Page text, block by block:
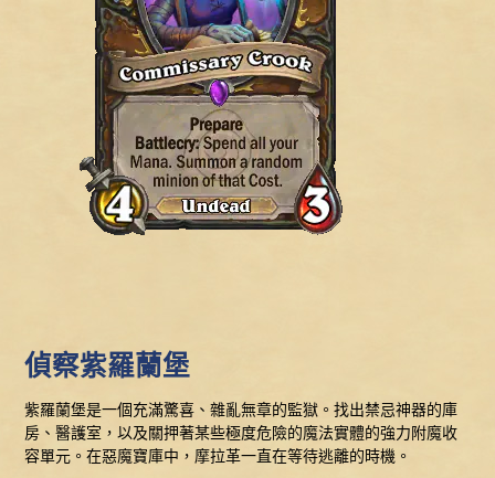
偵察紫羅蘭堡
紫羅蘭堡是一個充滿驚喜、雜亂無章的監獄。找出禁忌神器的庫
房、醫護室，以及關押著某些極度危險的魔法實體的強力附魔收
容單元。在惡魔寶庫中，摩拉革一直在等待逃離的時機。